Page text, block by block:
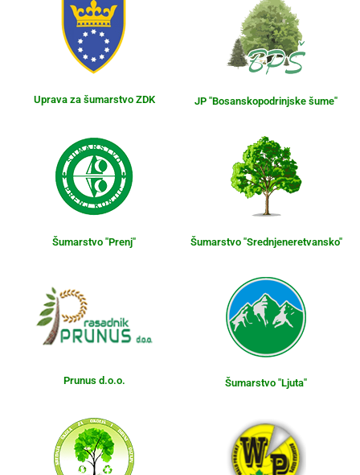
Uprava za šumarstvo ZDK JP "Bosanskopodrinjske šume"
Šumarstvo "Prenj" Šumarstvo "Srednjeneretvansko"
Prunus d.o.o. Šumarstvo "Ljuta"